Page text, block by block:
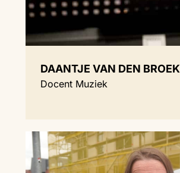
DAANTJE VAN DEN BROEK
Docent Muziek